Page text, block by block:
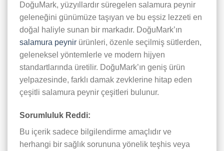
DoğuMark, yüzyıllardır süregelen salamura peynir
geleneğini günümüze taşıyan ve bu eşsiz lezzeti en
doğal haliyle sunan bir markadır. DoğuMark’ın
salamura peynir ürünleri, özenle seçilmiş sütlerden,
geleneksel yöntemlerle ve modern hijyen
standartlarında üretilir. DoğuMark’ın geniş ürün
yelpazesinde, farklı damak zevklerine hitap eden
çeşitli salamura peynir çeşitleri bulunur.
Sorumluluk Reddi:
Bu içerik sadece bilgilendirme amaçlıdır ve
herhangi bir sağlık sorununa yönelik teşhis veya